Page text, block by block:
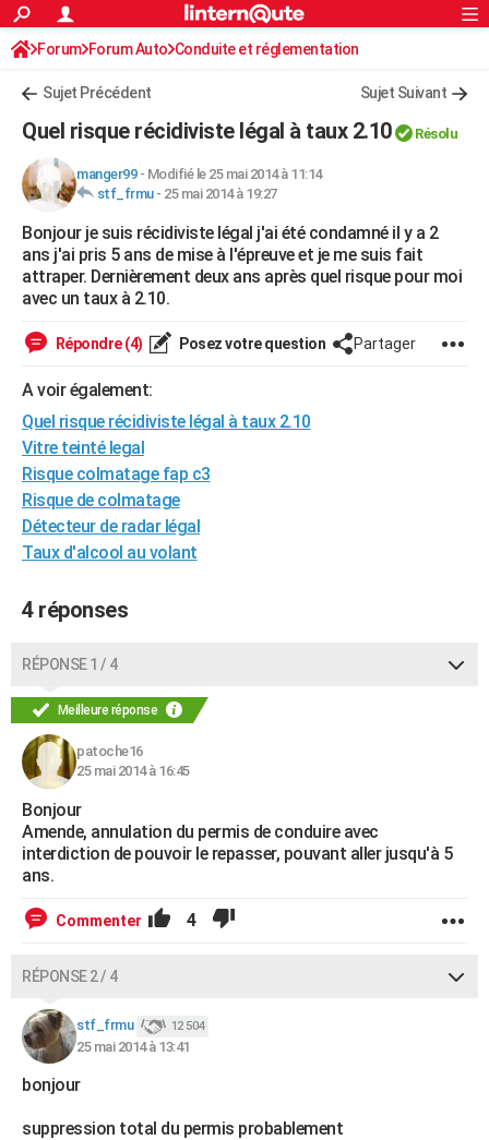
ACTUALITÉS
Politique
Société
Faits Divers
Education
Monde
Villes
+
FINANCE
Retraite
Impôts
Epargne
Immobilier
Risques naturels par ville
Banque
Assurance
Crédit
AUTO
Essais
Réserver un essai
Citadines
Berlines
SUV
Forum auto
+HIGH-TECH
Mobiles
Meilleur smartphone
Internet
Ordinateurs
Jeux vidéo
Guide high-tech
+BRICOLAGE
Forum
Aménagement intérieur
Extérieur
Cuisine
Salle de bains
Jardinage
Rangement
WEEK-END
LIFESTYLE
Art de vivre
Bien-être
Loisirs
Mode
Modes de vie
SANTE
Alimentation
Guide de la santé
Maladies
Médicaments
Sommeil
VOYAGE
Destinations
City break
Voyage nature
Voyage de noces
Forum
Climat
+PHOTO
GUIDES D'ACHAT
BONS PLANS
Dictionnaire
Biographies
Citations
Expressions
Proverbes
PROGRAMME TV
COPAINS D'AVANT
S'inscrire
Se connecter
Lycées
Collèges
Primaires
Universités
Entreprises
Service militaire
Avis de recherche
AVIS DE DÉCÈS
FORUM
Bricolage
Lifestyle
Culture
Sport
Auto
Television
Voyage
Cinema
S'inscrire
Connexion
Forum Forum Auto Conduite et réglementation
Sujet Précédent Sujet Suivant
Quel risque récidiviste légal à taux 2.10 Résolu
manger99- Modifié le 25 mai 2014 à 11:14
stf_frmu- 25 mai 2014 à 19:27
Bonjour je suis récidiviste légal j'ai été condamné il y a 2
ans j'ai pris 5 ans de mise à l'épreuve et je me suis fait
attraper. Dernièrement deux ans après quel risque pour moi
avec un taux à 2.10.
Répondre (4) Posez votre question Partager
A voir également:
Quel risque récidiviste légal à taux 2.10
Vitre teinté legal
Risque colmatage fap c3
Risque de colmatage
Détecteur de radar légal
Taux d'alcool au volant
4 réponses
RÉPONSE 1 / 4
Meilleure réponse
patoche16
25 mai 2014 à 16:45
Bonjour
Amende, annulation du permis de conduire avec
interdiction de pouvoir le repasser, pouvant aller jusqu'à 5
ans.
Commenter 4
RÉPONSE 2 / 4
stf_frmu 12 504
25 mai 2014 à 13:41
bonjour
suppression total du permis probablement